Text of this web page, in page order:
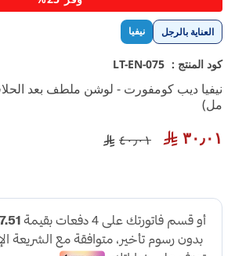
العناية بالرجل نيفيا
كود المنتج : LT-EN-075
مل)
٣٠٫٠١ ٤٠٫٠١
إلى
بداية
معرض
الصور